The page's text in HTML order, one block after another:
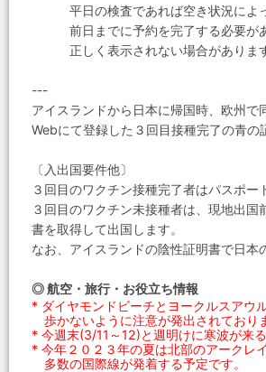
平日の検査であれば空き状況によっ
前日までに予約を完了する必要があ
正しく表示されない場合があります
---
アイスランドから日本に帰国時、欧州
Webにて登録した３回目接種完了の青
〔入出国要件他〕
３回目のワクチン接種完了者はパスポ
３回目のワクチン未接種者は、現地出
書を取得して出国します。
なお、アイスランドの陰性証明書で日
◎ 航空・旅行・お役立ち情報
* ダイヤモンドビーチとヨークルスアウ
歩かないように注意が発出されており
* 今週末(3/11～12)と週明けに寒波が来る
* 今年２０２３年の夏は北部のアークレ
多数の国際線が発着する予定です。